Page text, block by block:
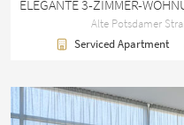
Alte Potsdamer
Serviced Apartment